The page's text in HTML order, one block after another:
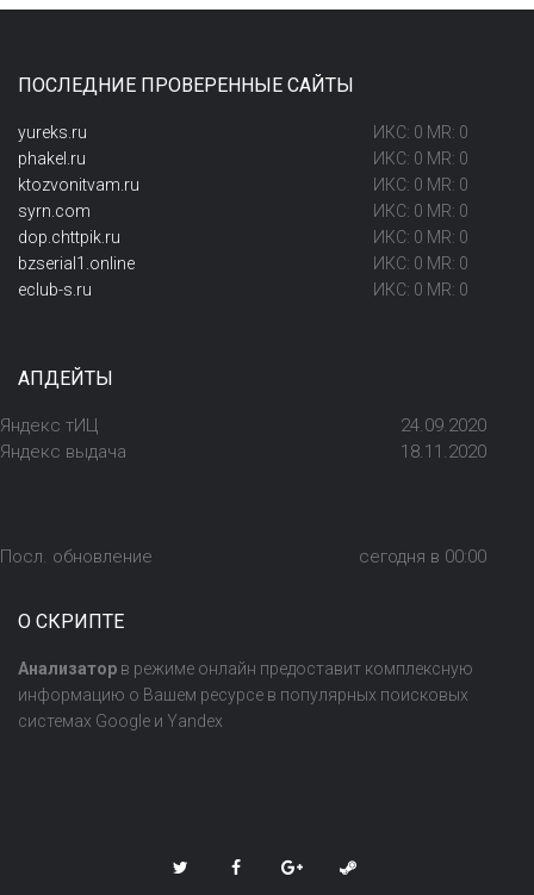
ПОСЛЕДНИЕ ПРОВЕРЕННЫЕ САЙТЫ
yureks.ru
ИКС: 0 MR: 0
phakel.ru
ИКС: 0 MR: 0
ktozvonitvam.ru
ИКС: 0 MR: 0
syrn.com
ИКС: 0 MR: 0
dop.chttpik.ru
ИКС: 0 MR: 0
bzserial1.online
ИКС: 0 MR: 0
eclub-s.ru
ИКС: 0 MR: 0
АПДЕЙТЫ
Яндекс тИЦ
24.09.2020
Яндекс выдача
18.11.2020
Посл. обновление сегодня в 00:00
О СКРИПТЕ
Анализатор в режиме онлайн предоставит комплексную
информацию о Вашем ресурсе в популярных поисковых
системах Google и Yandex